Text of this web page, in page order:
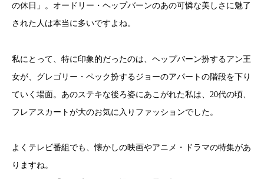
の休日」。オードリー・ヘップバーンのあの可憐な美しさに魅了
された人は本当に多いですよね。
私にとって、特に印象的だったのは、ヘップバーン扮するアン王
女が、グレゴリー・ペック扮するジョーのアパートの階段を下り
ていく場面。あのステキな後ろ姿にあこがれた私は、20代の頃、
フレアスカートが大のお気に入りファッションでした。
よくテレビ番組でも、懐かしの映画やアニメ・ドラマの特集があ
りますね。